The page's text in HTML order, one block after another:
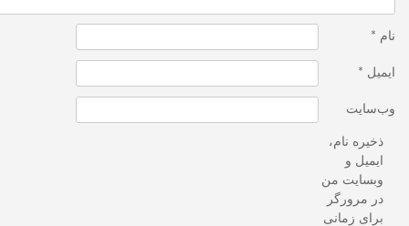
نام *
ایمیل *
وب‌سایت
ذخیره نام،
ایمیل و
وبسایت من
در مرورگر
برای زمانی